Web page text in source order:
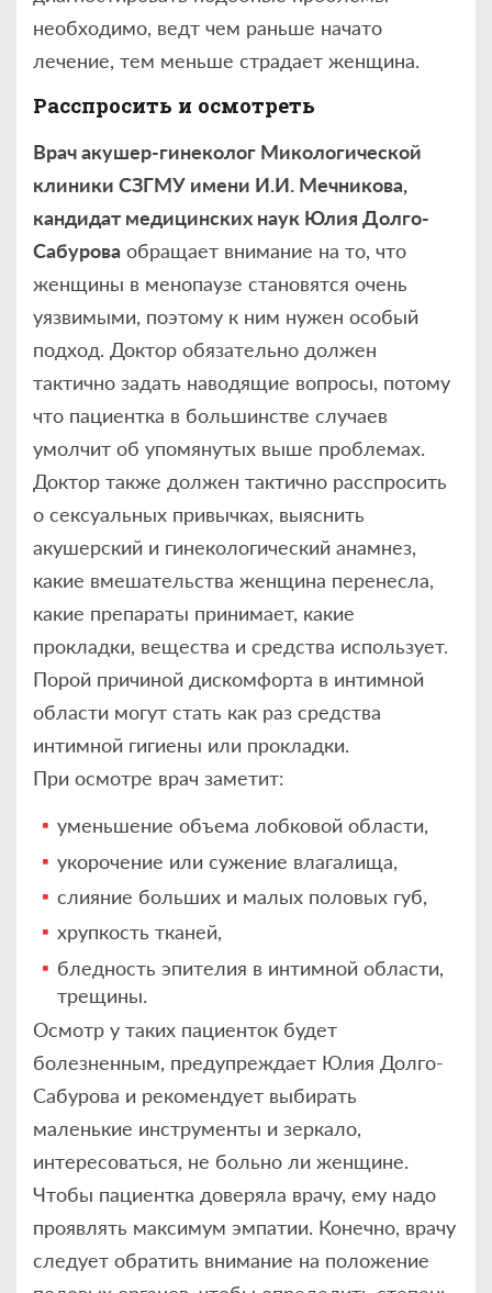
необходимо, ведт чем раньше начато
лечение, тем меньше страдает женщина.
Расспросить и осмотреть
Врач акушер-гинеколог Микологической
клиники СЗГМУ имени И.И. Мечникова,
кандидат медицинских наук Юлия Долго-
Сабурова обращает внимание на то, что
женщины в менопаузе становятся очень
уязвимыми, поэтому к ним нужен особый
подход. Доктор обязательно должен
тактично задать наводящие вопросы, потому
что пациентка в большинстве случаев
умолчит об упомянутых выше проблемах.
Доктор также должен тактично расспросить
о сексуальных привычках, выяснить
акушерский и гинекологический анамнез,
какие вмешательства женщина перенесла,
какие препараты принимает, какие
прокладки, вещества и средства использует.
Порой причиной дискомфорта в интимной
области могут стать как раз средства
интимной гигиены или прокладки.
При осмотре врач заметит:
уменьшение объема лобковой области,
укорочение или сужение влагалища,
слияние больших и малых половых губ,
хрупкость тканей,
бледность эпителия в интимной области,
трещины.
Осмотр у таких пациенток будет
болезненным, предупреждает Юлия Долго-
Сабурова и рекомендует выбирать
маленькие инструменты и зеркало,
интересоваться, не больно ли женщине.
Чтобы пациентка доверяла врачу, ему надо
проявлять максимум эмпатии. Конечно, врачу
следует обратить внимание на положение